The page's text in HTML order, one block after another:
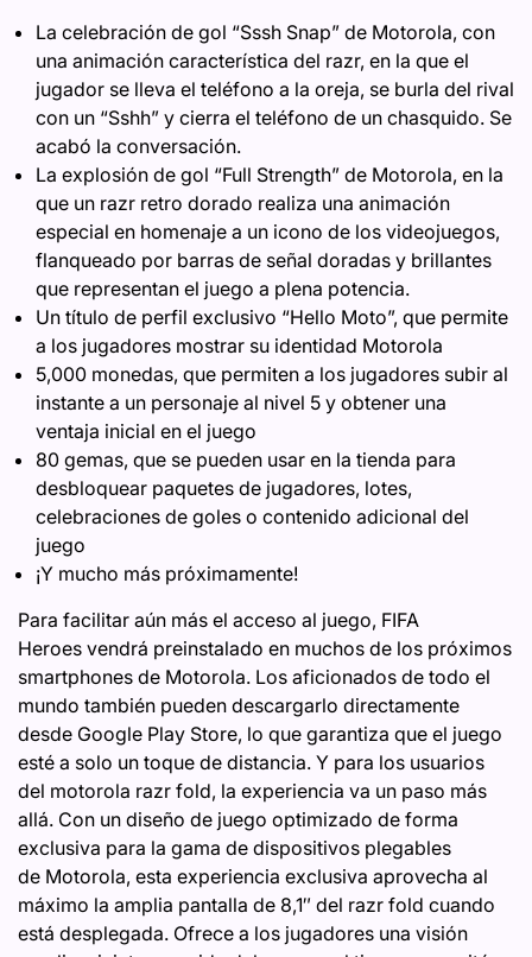
La celebración de gol “Sssh Snap” de Motorola, con
una animación característica del razr, en la que el
jugador se lleva el teléfono a la oreja, se burla del rival
con un “Sshh” y cierra el teléfono de un chasquido. Se
acabó la conversación.
La explosión de gol “Full Strength” de Motorola, en la
que un razr retro dorado realiza una animación
especial en homenaje a un icono de los videojuegos,
flanqueado por barras de señal doradas y brillantes
que representan el juego a plena potencia.
Un título de perfil exclusivo “Hello Moto”, que permite
a los jugadores mostrar su identidad Motorola
5,000 monedas, que permiten a los jugadores subir al
instante a un personaje al nivel 5 y obtener una
ventaja inicial en el juego
80 gemas, que se pueden usar en la tienda para
desbloquear paquetes de jugadores, lotes,
celebraciones de goles o contenido adicional del
juego
¡Y mucho más próximamente!
Para facilitar aún más el acceso al juego, FIFA
Heroes vendrá preinstalado en muchos de los próximos
smartphones de Motorola. Los aficionados de todo el
mundo también pueden descargarlo directamente
desde Google Play Store, lo que garantiza que el juego
esté a solo un toque de distancia. Y para los usuarios
del motorola razr fold, la experiencia va un paso más
allá. Con un diseño de juego optimizado de forma
exclusiva para la gama de dispositivos plegables
de Motorola, esta experiencia exclusiva aprovecha al
máximo la amplia pantalla de 8,1″ del razr fold cuando
está desplegada. Ofrece a los jugadores una visión